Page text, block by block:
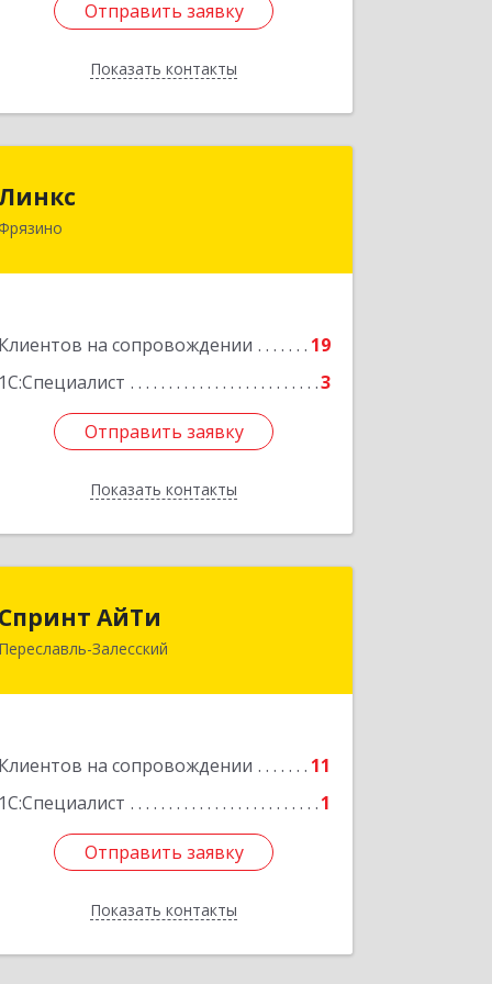
Отправить заявку
Показать контакты
Отправить заявку
Назад
Клиентов на сопровождении
19
1С:Специалист
3
Отправить заявку
Показать контакты
141190, Московская обл, Фрязино г,
Отправить заявку
Назад
Спринт АйТи
Переславль-Залесский
Клиентов на сопровождении
11
1С:Специалист
1
Отправить заявку
Показать контакты
152025, Ярославская обл, Переславль-
Подробнее
Отправить заявку
Назад